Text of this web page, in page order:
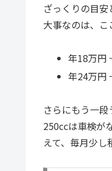
ざっくりの目
大事なのは、こ
年18万円
年24万円
さらにもう一段
250ccは車検が
えて、毎月少し